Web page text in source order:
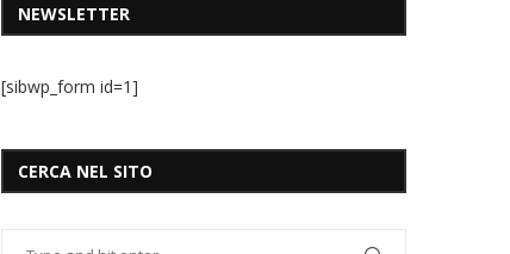
NEWSLETTER
[sibwp_form id=1]
CERCA NEL SITO